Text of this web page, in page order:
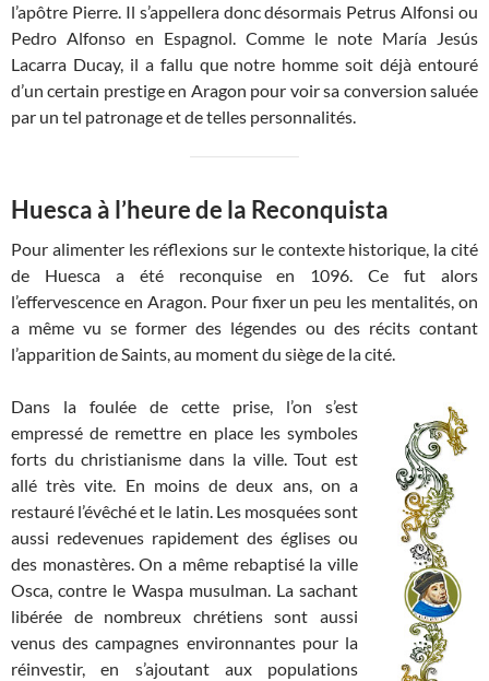
l’apôtre Pierre. Il s’appellera donc désormais Petrus Alfonsi ou
Pedro Alfonso en Espagnol. Comme le note María Jesús
Lacarra Ducay, il a fallu que notre homme soit déjà entouré
d’un certain prestige en Aragon pour voir sa conversion saluée
par un tel patronage et de telles personnalités.
Huesca à l’heure de la Reconquista
Pour alimenter les réflexions sur le contexte historique, la cité
de Huesca a été reconquise en 1096. Ce fut alors
l’effervescence en Aragon. Pour fixer un peu les mentalités, on
a même vu se former des légendes ou des récits contant
l’apparition de Saints, au moment du siège de la cité.
Dans la foulée de cette prise, l’on s’est
empressé de remettre en place les symboles
forts du christianisme dans la ville. Tout est
allé très vite. En moins de deux ans, on a
restauré l’évêché et le latin. Les mosquées sont
aussi redevenues rapidement des églises ou
des monastères. On a même rebaptisé la ville
Osca, contre le Waspa musulman. La sachant
libérée de nombreux chrétiens sont aussi
venus des campagnes environnantes pour la
réinvestir, en s’ajoutant aux populations